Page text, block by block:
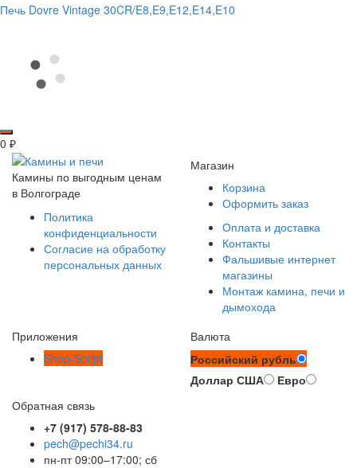
Печь Dovre Vintage 30CR/E8,E9,E12,E14,E10
0 ₽
Камины по выгодным ценам
в Волгограде
Политика
конфиденциальности
Согласие на обработку
персональных данных
Магазин
Корзина
Оформить заказ
Оплата и доставка
Контакты
Фальшивые интернет
магазины
Монтаж камина, печи и
дымохода
Приложения
Shop-Script
Валюта
Российский рубль
Доллар США
Евро
Обратная связь
+7 (917) 578-88-83
pech@pechi34.ru
пн-пт 09:00–17:00; сб